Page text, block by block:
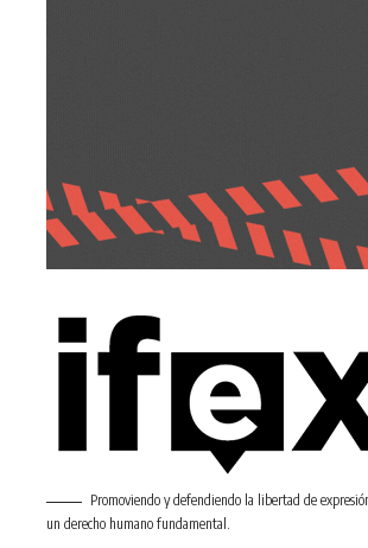
Promoviendo y defendiendo la libertad de
un derecho humano fundamental.